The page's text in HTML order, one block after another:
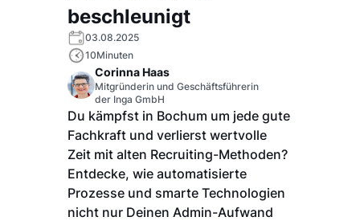
beschleunigt
03.08.2025
10Minuten
Corinna Haas
Mitgründerin und Geschäftsführerin
der Inga GmbH
Du kämpfst in Bochum um jede gute
Fachkraft und verlierst wertvolle
Zeit mit alten Recruiting-Methoden?
Entdecke, wie automatisierte
Prozesse und smarte Technologien
nicht nur Deinen Admin-Aufwand